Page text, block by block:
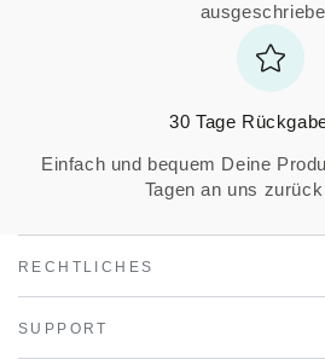
30 Tage
Einfach und bequem Deine
Tagen an uns
RECHTLICHES
SUPPORT